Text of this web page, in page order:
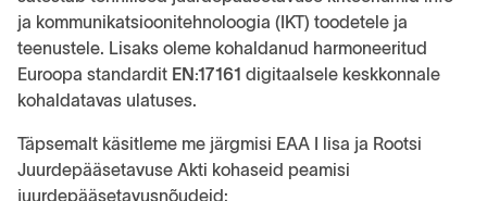
ja kommunikatsioonitehnoloogia (IKT) toodetele ja
teenustele. Lisaks oleme kohaldanud harmoneeritud
Euroopa standardit EN:17161 digitaalsele keskkonnale
kohaldatavas ulatuses.
Täpsemalt käsitleme me järgmisi EAA I lisa ja Rootsi
Juurdepääsetavuse Akti kohaseid peamisi
juurdepääsetavusnõudeid: